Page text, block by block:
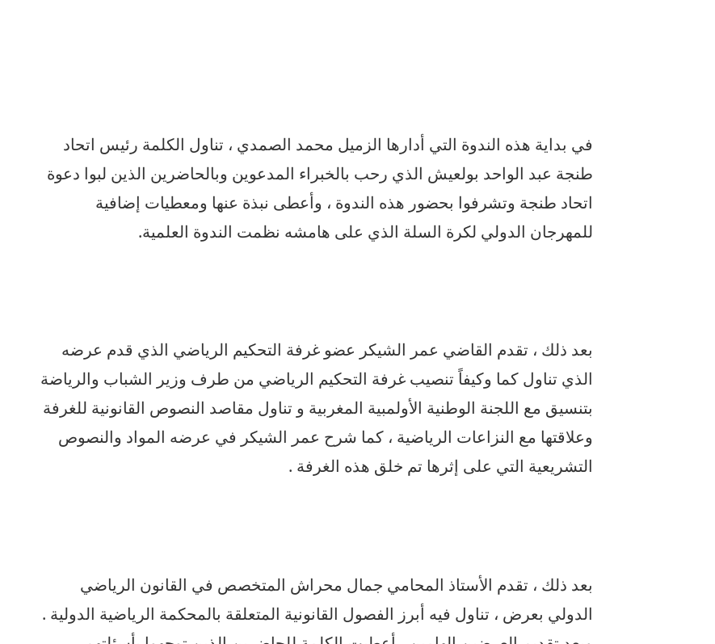
في بداية هذه الندوة التي أدارها الزميل محمد الصمدي ، تناول الكلمة رئيس اتحاد
طنجة عبد الواحد بولعيش الذي رحب بالخبراء المدعوين وبالحاضرين الذين لبوا دعوة
اتحاد طنجة وتشرفوا بحضور هذه الندوة ، وأعطى نبذة عنها ومعطيات إضافية
للمهرجان الدولي لكرة السلة الذي على هامشه نظمت الندوة العلمية.
بعد ذلك ، تقدم القاضي عمر الشيكر عضو غرفة التحكيم الرياضي الذي قدم عرضه
الذي تناول كما وكيفاً تنصيب غرفة التحكيم الرياضي من طرف وزير الشباب والرياضة
بتنسيق مع اللجنة الوطنية الأولمبية المغربية و تناول مقاصد النصوص القانونية للغرفة
وعلاقتها مع النزاعات الرياضية ، كما شرح عمر الشيكر في عرضه المواد والنصوص
التشريعية التي على إثرها تم خلق هذه الغرفة .
بعد ذلك ، تقدم الأستاذ المحامي جمال محراش المتخصص في القانون الرياضي
الدولي بعرض ، تناول فيه أبرز الفصول القانونية المتعلقة بالمحكمة الرياضية الدولية .